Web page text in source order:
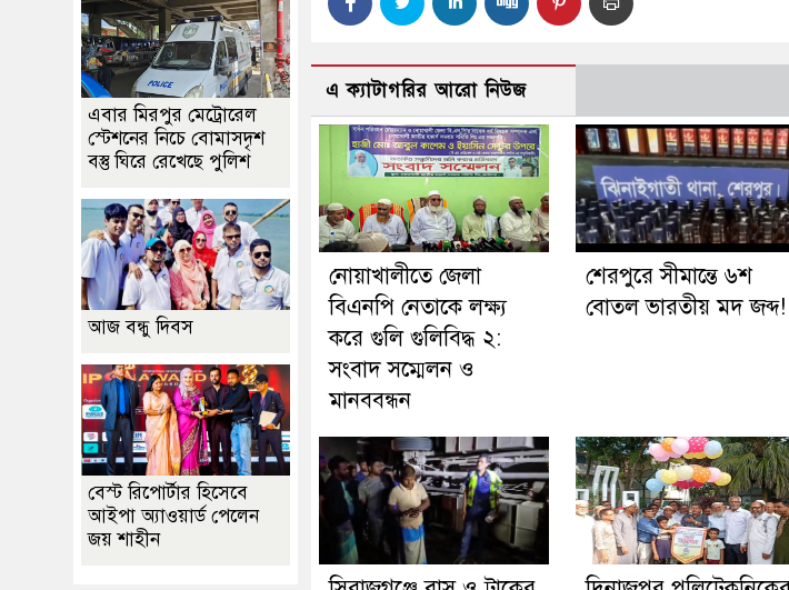
এ ক্যাটাগরির আরো নিউজ
নোয়াখালীতে জেলা
বিএনপি নেতাকে লক্ষ্য
করে গুলি গুলিবিদ্ধ ২:
সংবাদ সম্মেলন ও
মানববন্ধন
শেরপুরে সীমান্তে ৬শ
বোতল ভারতীয় মদ জব্দ!
এবার মিরপুর মেট্রোরেল
স্টেশনের নিচে বোমাসদৃশ
বস্তু ঘিরে রেখেছে পুলিশ
আজ বন্ধু দিবস
বেস্ট রিপোর্টার হিসেবে
আইপা অ্যাওয়ার্ড পেলেন
জয় শাহীন